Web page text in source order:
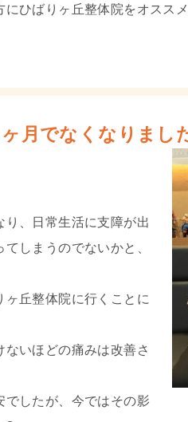
ひばりヶ丘整体院をオススメ
月でなくなりまし
、日常生活に支障が出
しまうのでないかと、
丘整体院に行くことに
いほどの痛みは改善さ
でしたが、今ではその影